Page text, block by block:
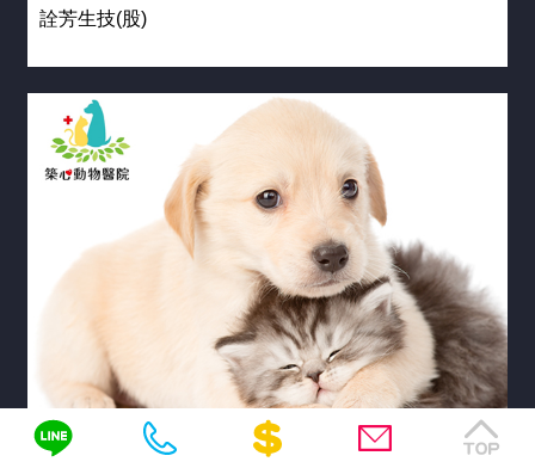
詮芳生技(股)